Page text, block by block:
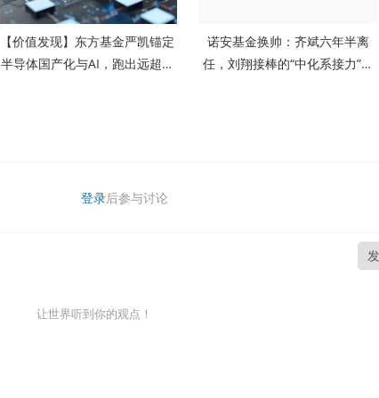
【价值发现】东方基金严凯锚定
半导体国产化与AI，跑出远超同
诺安基金换帅：齐斌六年半离
任，刘翔接棒的“中化系接力”意
登录后参与讨论
让世界听到你的观点！